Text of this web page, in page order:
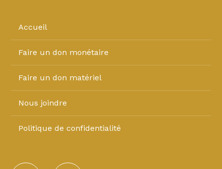
Accueil
Faire un don monétaire
Faire un don matériel
Nous joindre
Politique de confidentialité